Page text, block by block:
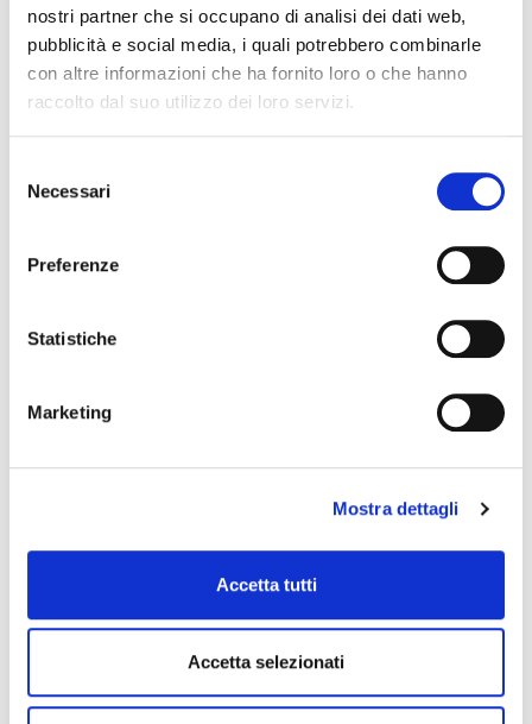
nostri partner che si occupano di analisi dei dati web,
pubblicità e social media, i quali potrebbero combinarle
con altre informazioni che ha fornito loro o che hanno
raccolto dal suo utilizzo dei loro servizi.
delNecessari
Preferenze
Statistiche
Marketing
Mostra dettagli
Accetta tutti
Accetta selezionati
List výrobku
List výrobku
OBCHODY SE
List výrobku